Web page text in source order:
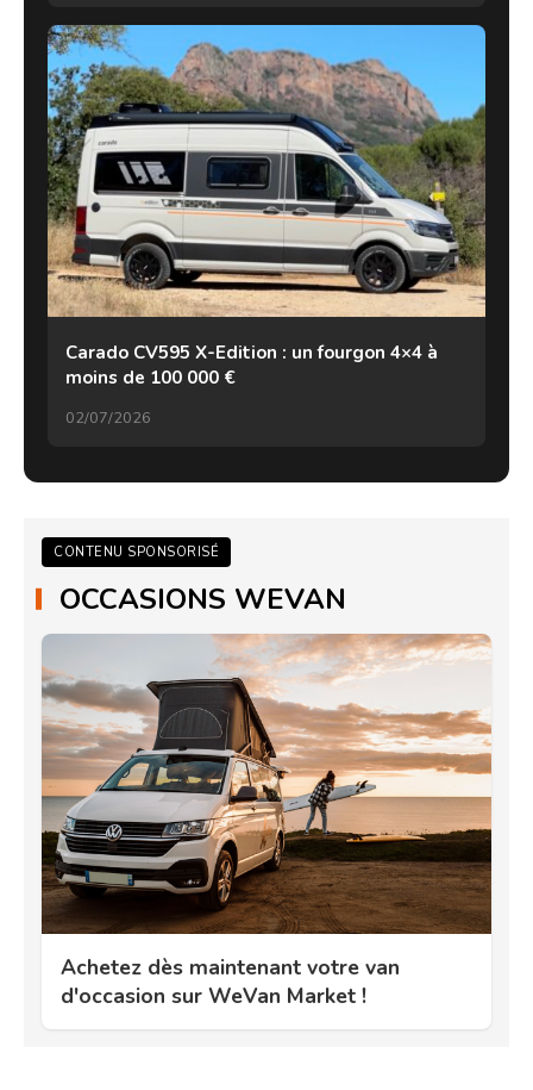
Carado CV595 X-Edition : un fourgon 4×4 à
moins de 100 000 €
02/07/2026
CONTENU SPONSORISÉ
OCCASIONS WEVAN
Achetez dès maintenant votre van
d'occasion sur WeVan Market !